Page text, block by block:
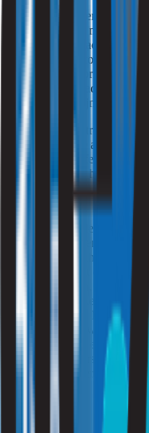
Daarnaast kunnen PVC-
gebruikt om het materiaal
in verband gebracht met
hormonale verstoringen en
regulering en normen voor
uitstoot van schadelijke
om bewust te zijn van
Bij Strooming streven we
te gebruiken die aan
schadelijke stoffen
weerspiegeld in het
ECO
+: Het ECO+
die voldoen aan de
duurzaamheid en
waarborgt dat de
gebruiken,
schadelijke stoffen
: Het DIBt
voor Bouwtechniek,
adviseren en
bouwvoorschriften
PVC-vloeren die we